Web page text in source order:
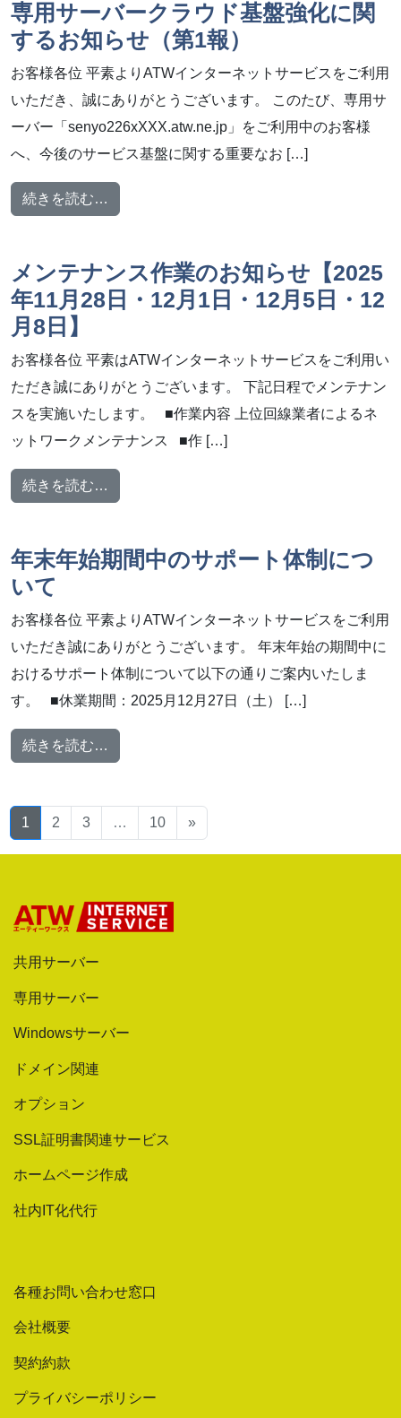
専用サーバークラウド基盤強化に関
するお知らせ（第1報）
お客様各位 平素よりATWインターネットサービスをご利用
いただき、誠にありがとうございます。 このたび、専用サ
ーバー「senyo226xXXX.atw.ne.jp」をご利用中のお客様
へ、今後のサービス基盤に関する重要なお […]
続きを読む…
メンテナンス作業のお知らせ【2025
年11月28日・12月1日・12月5日・12
月8日】
お客様各位 平素はATWインターネットサービスをご利用い
ただき誠にありがとうございます。 下記日程でメンテナン
スを実施いたします。 ■作業内容 上位回線業者によるネ
ットワークメンテナンス ■作 […]
続きを読む…
年末年始期間中のサポート体制につ
いて
お客様各位 平素よりATWインターネットサービスをご利用
いただき誠にありがとうございます。 年末年始の期間中に
おけるサポート体制について以下の通りご案内いたしま
す。 ■休業期間：2025月12月27日（土） […]
続きを読む…
投稿ナビゲーション
1 2 3 … 10 »
共用サーバー
専用サーバー
Windowsサーバー
ドメイン関連
オプション
SSL証明書関連サービス
ホームページ作成
社内IT化代行
各種お問い合わせ窓口
会社概要
契約約款
プライバシーポリシー